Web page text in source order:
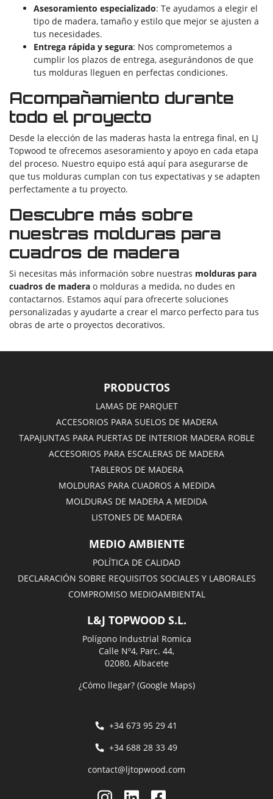
Asesoramiento especializado: Te ayudamos a elegir el
tipo de madera, tamaño y estilo que mejor se ajusten a
tus necesidades.
Entrega rápida y segura: Nos comprometemos a
cumplir los plazos de entrega, asegurándonos de que
tus molduras lleguen en perfectas condiciones.
Acompañamiento durante
todo el proyecto
Desde la elección de las maderas hasta la entrega final, en LJ
Topwood te ofrecemos asesoramiento y apoyo en cada etapa
del proceso. Nuestro equipo está aquí para asegurarse de
que tus molduras cumplan con tus expectativas y se adapten
perfectamente a tu proyecto.
Descubre más sobre
nuestras molduras para
cuadros de madera
Si necesitas más información sobre nuestras molduras para
cuadros de madera o molduras a medida, no dudes en
contactarnos. Estamos aquí para ofrecerte soluciones
personalizadas y ayudarte a crear el marco perfecto para tus
obras de arte o proyectos decorativos.
PRODUCTOS
LAMAS DE PARQUET
ACCESORIOS PARA SUELOS DE MADERA
TAPAJUNTAS PARA PUERTAS DE INTERIOR MADERA ROBLE
ACCESORIOS PARA ESCALERAS DE MADERA
TABLEROS DE MADERA
MOLDURAS PARA CUADROS A MEDIDA
MOLDURAS DE MADERA A MEDIDA
LISTONES DE MADERA
MEDIO AMBIENTE
POLÍTICA DE CALIDAD
DECLARACIÓN SOBRE REQUISITOS SOCIALES Y LABORALES
COMPROMISO MEDIOAMBIENTAL
L&J TOPWOOD S.L.
Polígono Industrial Romica
Calle Nº4, Parc. 44,
02080, Albacete
¿Cómo llegar? (Google Maps)
+34 673 95 29 41
+34 688 28 33 49
contact@ljtopwood.com